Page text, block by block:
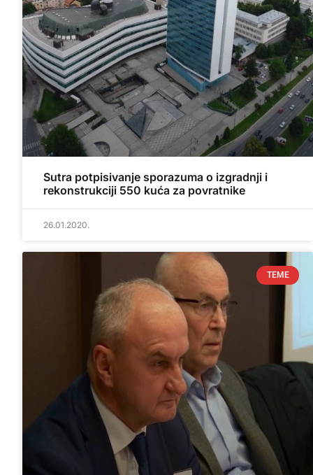
Sutra potpisivanje sporazuma o izgradnji i
rekonstrukciji 550 kuća za povratnike
26.01.2020.
TEME